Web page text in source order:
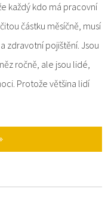
každý kdo má pracovní
částku měsíčně, musí
zdravotní pojištění. Jsou
ročně, ale jsou lidé,
Protože většina lidí